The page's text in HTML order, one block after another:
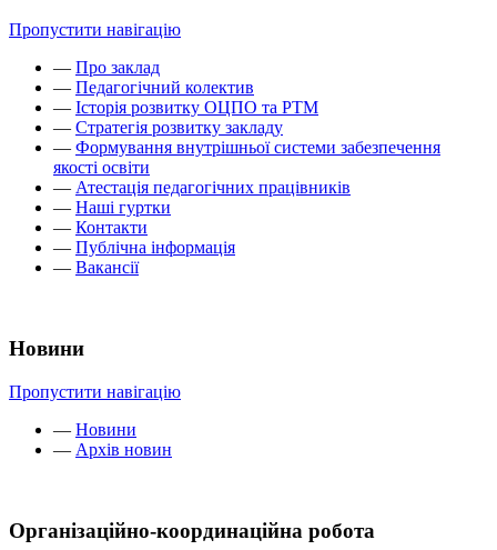
Пропустити навігацію
— Про заклад
— Педагогічний колектив
— Історія розвитку ОЦПО та РТМ
— Стратегія розвитку закладу
— Формування внутрішньої системи забезпечення
якості освіти
— Атестація педагогічних працівників
— Наші гуртки
— Контакти
— Публічна інформація
— Вакансії
Новини
Пропустити навігацію
— Новини
— Архів новин
Організаційно-координаційна робота